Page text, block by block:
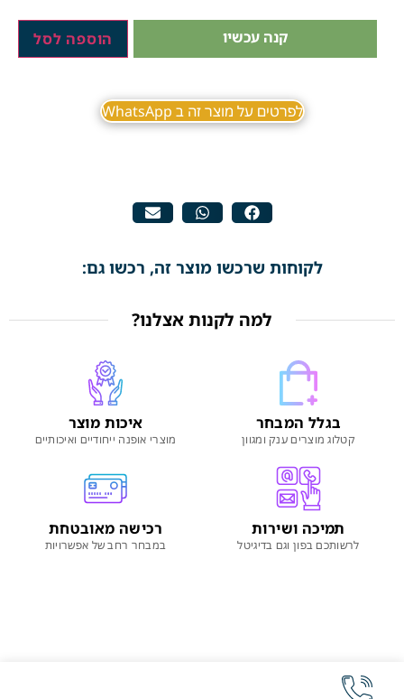
קנה עכשיו הוספה לסל
לפרטים על מוצר זה ב WhatsApp
לקוחות שרכשו מוצר זה, רכשו גם:
למה לקנות אצלנו?
בגלל המבחר
קטלוג מוצרים ענק ומגוון
איכות מוצר
מוצרי אופנה ייחודיים ואיכותיים
תמיכה ושירות
לרשותכם בפון וגם בדיגיטל
רכישה מאובטחת
במבחר רחב של אפשרויות